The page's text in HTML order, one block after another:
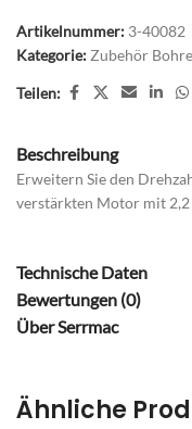
Artikelnummer: 3-40082
Kategorie: Zubehör
Teilen:
Beschreibung
Erweitern Sie den
verstärkten Motor mit 2,2
Technische Daten
Bewertungen (0)
Über Serrmac
Ähnliche